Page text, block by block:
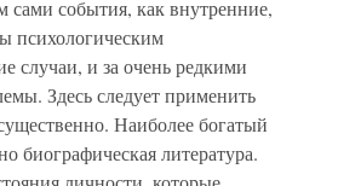
сами события, как внутренние,
психологическим
случаи, и за очень редкими
Здесь следует применить
Наиболее богатый
биографическая литература.